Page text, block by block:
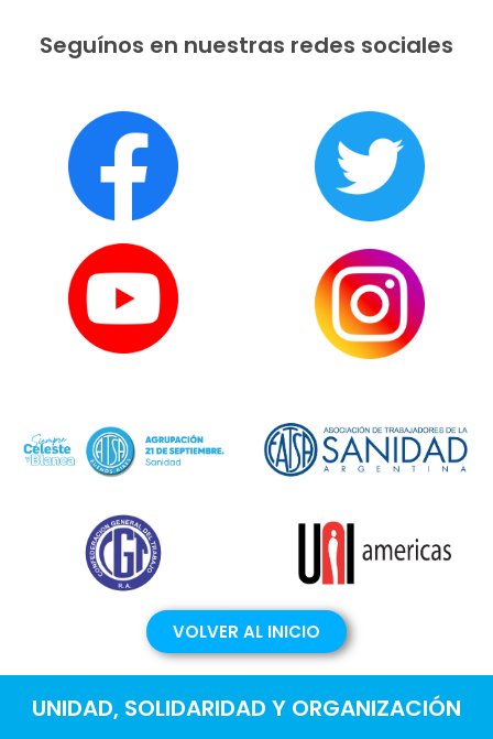
Seguínos en nuestras redes sociales
VOLVER AL INICIO
UNIDAD, SOLIDARIDAD Y ORGANIZACIÓN